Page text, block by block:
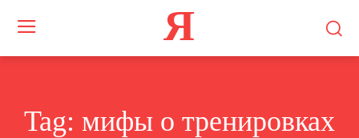
Я
Tag: мифы о тренировках